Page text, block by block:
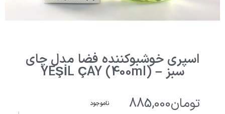
اسپری خوشبوکننده فضا مدل چای
سبز – YEŞİL ÇAY (400ml)
تومان885,000 ناموجود